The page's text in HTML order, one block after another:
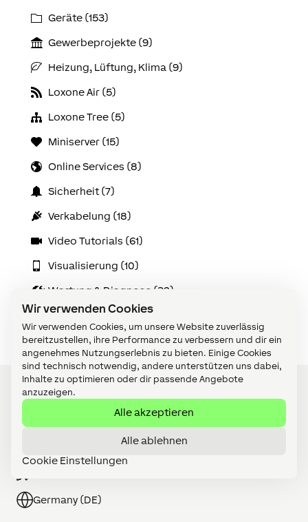
Wir verwenden Cookies
Wir verwenden Cookies, um unsere Website zuverlässig
bereitzustellen, ihre Performance zu verbessern und dir ein
angenehmes Nutzungserlebnis zu bieten. Einige Cookies
sind technisch notwendig, andere unterstützen uns dabei,
Inhalte zu optimieren oder dir passende Angebote
anzuzeigen.
Alle akzeptieren
Alle ablehnen
Cookie Einstellungen
Geräte (153)
Gewerbeprojekte (9)
Heizung, Lüftung, Klima (9)
Loxone Air (5)
Loxone Tree (5)
Miniserver (15)
Online Services (8)
Sicherheit (7)
Verkabelung (18)
Video Tutorials (61)
Visualisierung (10)
Wartung & Diagnose (32)
Zubehör (14)
Germany (DE)